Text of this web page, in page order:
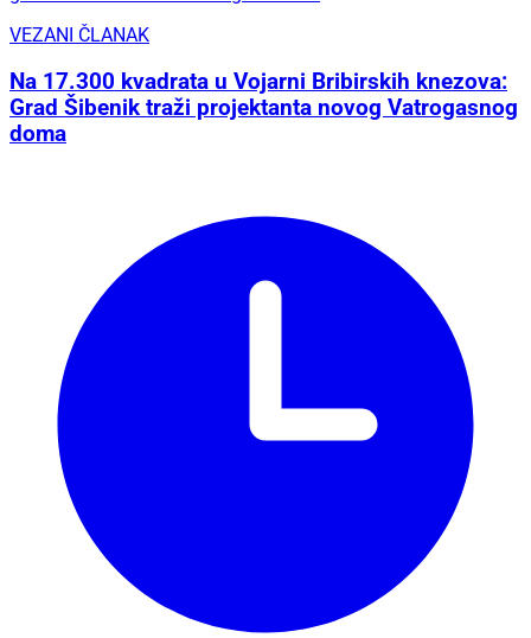
VEZANI ČLANAK
Na 17.300 kvadrata u Vojarni Bribirskih knezova:
Grad Šibenik traži projektanta novog Vatrogasnog
doma